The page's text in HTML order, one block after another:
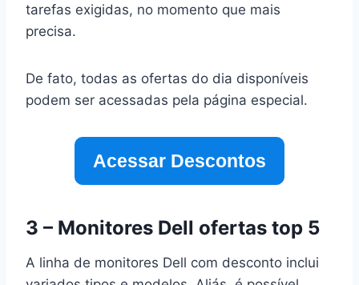
tarefas exigidas, no momento que mais
precisa.
De fato, todas as ofertas do dia disponíveis
podem ser acessadas pela página especial.
Acessar Descontos
3 – Monitores Dell ofertas top 5
A linha de monitores Dell com desconto inclui